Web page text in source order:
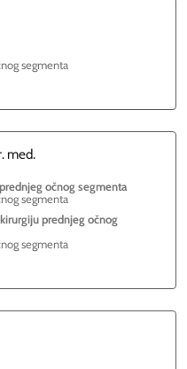
segmenta
med.
očnog segmenta
segmenta
prednjeg očnog
segmenta